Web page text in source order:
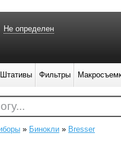
» Бинокли » Bresser
Не определен
Штативы Фильтры